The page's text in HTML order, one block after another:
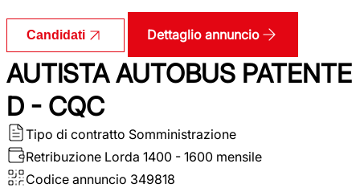
Candidati Dettaglio annuncio
AUTISTA AUTOBUS PATENTE
D - CQC
Tipo di contratto Somministrazione
Retribuzione Lorda 1400 - 1600 mensile
Codice annuncio 349818